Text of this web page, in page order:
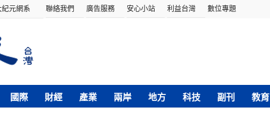
紀元網系 聯絡我們 廣告服務 安心小站 利益台灣 數位專題
國際 財經 產業 兩岸 地方 科技 副刊 教育